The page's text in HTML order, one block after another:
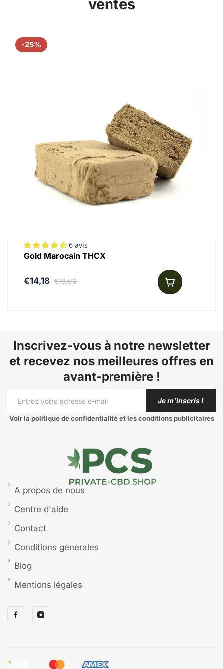
ventes
-25%
6 avis
Gold Marocain THCX
€14,18 €18,90
Inscrivez-vous à notre newsletter
et recevez nos meilleures offres en
avant-première !
Je m’inscris !
Voir la politique de confidentialité et les conditions publicitaires
A propos de nous
Centre d'aide
Contact
Conditions générales
Blog
Mentions légales